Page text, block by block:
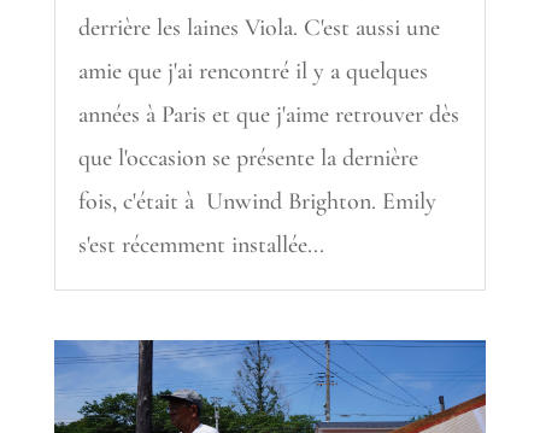
derrière les laines Viola. C'est aussi une
amie que j'ai rencontré il y a quelques
années à Paris et que j'aime retrouver dès
que l'occasion se présente la dernière
fois, c'était à Unwind Brighton. Emily
s'est récemment installée...